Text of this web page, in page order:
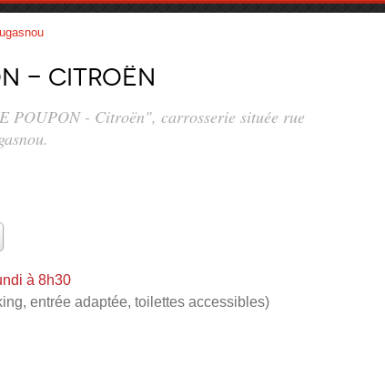
- Citroën
POUPON - Citroën", carrosserie située rue
à 8h30
entrée adaptée, toilettes accessibles)